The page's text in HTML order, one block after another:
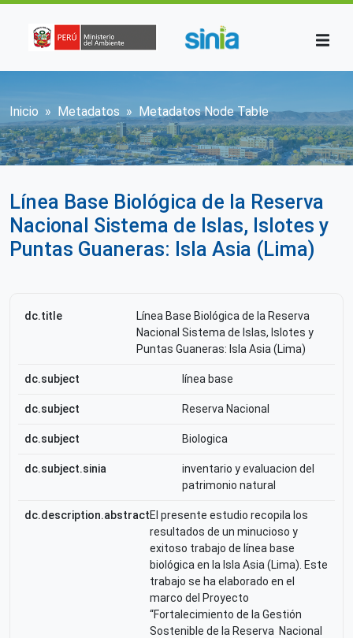
Sobrescribir enlaces de ayuda a la
Inicio Metadatos Metadatos Node Table
Línea Base Biológica de la Reserva
Nacional Sistema de Islas, Islotes y
Puntas Guaneras: Isla Asia (Lima)
dc.title
Línea Base Biológica de la Reserva
Nacional Sistema de Islas, Islotes y
Puntas Guaneras: Isla Asia (Lima)
dc.subject línea base
dc.subject Reserva Nacional
dc.subject Biologica
dc.subject.sinia
inventario y evaluacion del
patrimonio natural
dc.description.abstractEl presente estudio recopila los
resultados de un minucioso y
exitoso trabajo de línea base
biológica en la Isla Asia (Lima). Este
trabajo se ha elaborado en el
marco del Proyecto
“Fortalecimiento de la Gestión
Sostenible de la Reserva Nacional